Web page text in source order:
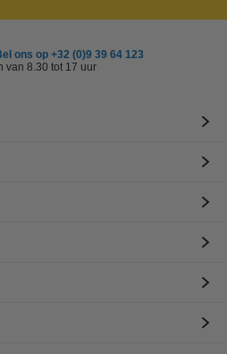
ons op +32 (0)9 39 64 123
van 8.30 tot 17 uur